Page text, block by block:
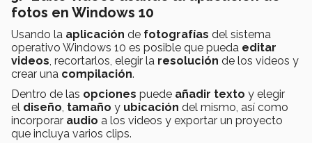
fotos en Windows 10
Usando la aplicación de fotografías del sistema
operativo Windows 10 es posible que pueda editar
videos , recortarlos, elegir la resolución de los videos y
crear una compilación.
Dentro de las opciones puede añadir texto y elegir
el diseño tamaño y ubicación del mismo, así como
incorporar audio a los videos y exportar un proyecto
que incluya varios clips.